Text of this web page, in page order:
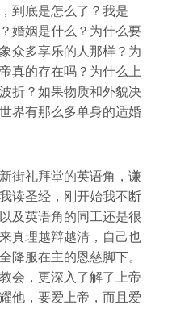
到底是怎么了？我是
婚姻是什么？为什么要
众多享乐的人那样？为
真的存在吗？为什么上
折？如果物质和外貌决
界有那么多单身的适婚
街礼拜堂的英语角，谦
读圣经，刚开始我不断
及英语角的同工还是很
真理越辩越清，自己也
降服在主的恩慈脚下。
会，更深入了解了上帝
他，要爱上帝，而且爱